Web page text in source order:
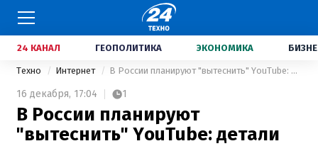
24 КАНАЛ ГЕОПОЛИТИКА ЭКОНОМИКА
Техно Интернет В России планируют "вытеснить" YouTube: детали
16 декабря, 17:04 1
В России планируют
"вытеснить" YouTube: детали